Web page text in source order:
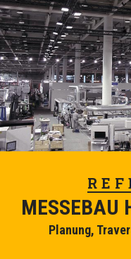
MESSEBAU
Planung,